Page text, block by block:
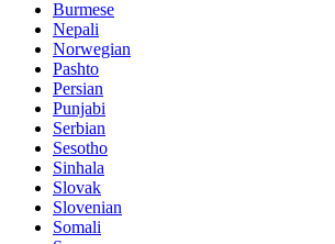
Burmese
Nepali
Norwegian
Pashto
Persian
Punjabi
Serbian
Sesotho
Sinhala
Slovak
Slovenian
Somali